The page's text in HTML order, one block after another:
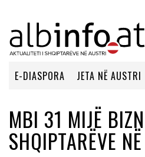
E-DIASPORA JETA NË AUSTRI
MBI 31 MIJË
SHQIPTARËVE